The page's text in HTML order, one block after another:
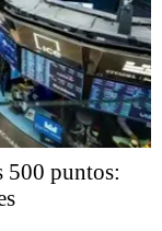
500 puntos: